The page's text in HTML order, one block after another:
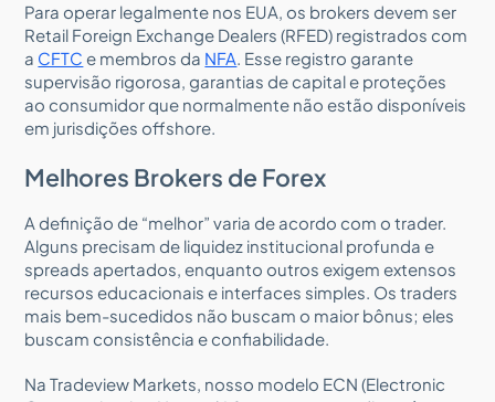
Para operar legalmente nos EUA, os brokers devem ser
Retail Foreign Exchange Dealers (RFED) registrados com
a CFTC e membros da NFA. Esse registro garante
supervisão rigorosa, garantias de capital e proteções
ao consumidor que normalmente não estão disponíveis
em jurisdições offshore.
Melhores Brokers de Forex
A definição de “melhor” varia de acordo com o trader.
Alguns precisam de liquidez institucional profunda e
spreads apertados, enquanto outros exigem extensos
recursos educacionais e interfaces simples. Os traders
mais bem-sucedidos não buscam o maior bônus; eles
buscam consistência e confiabilidade.
Na Tradeview Markets, nosso modelo ECN (Electronic